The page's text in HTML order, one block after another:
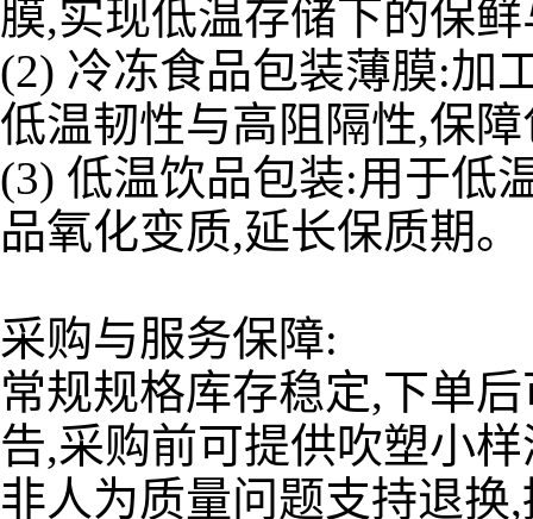
膜,实现低温存储下的保
(2) 冷冻食品包装薄膜:加
低温韧性与高阻隔性,保
(3) 低温饮品包装:用于低
品氧化变质,延长保质期。
采购与服务保障:
常规规格库存稳定,下单
告,采购前可提供吹塑小
非人为质量问题支持退换